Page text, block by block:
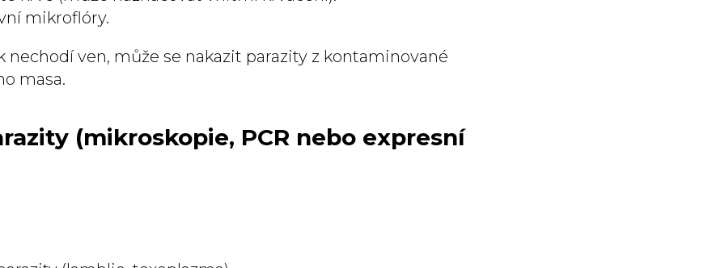
mikroflóry.
nechodí ven, může se nakazit parazity z kontaminované
masa.
(mikroskopie, PCR nebo expresní